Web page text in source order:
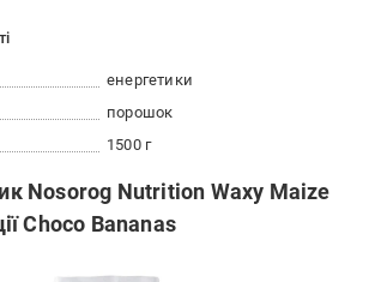
енергетики
порошок
1500 г
Nosorog Nutrition Waxy Maize
Choco Bananas